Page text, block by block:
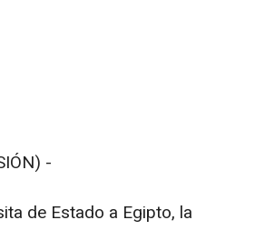
-
de Estado a Egipto, la